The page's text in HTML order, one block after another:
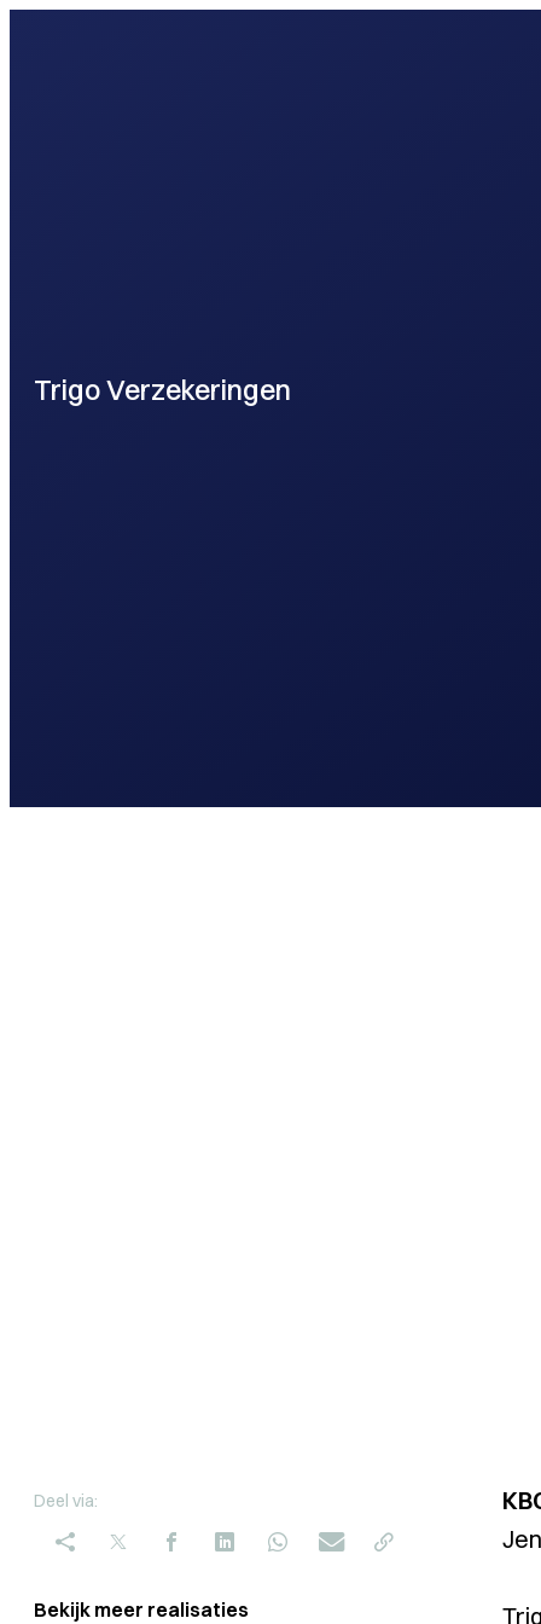
Trigo Verzekeringen
Deel via:
Bekijk meer realisaties